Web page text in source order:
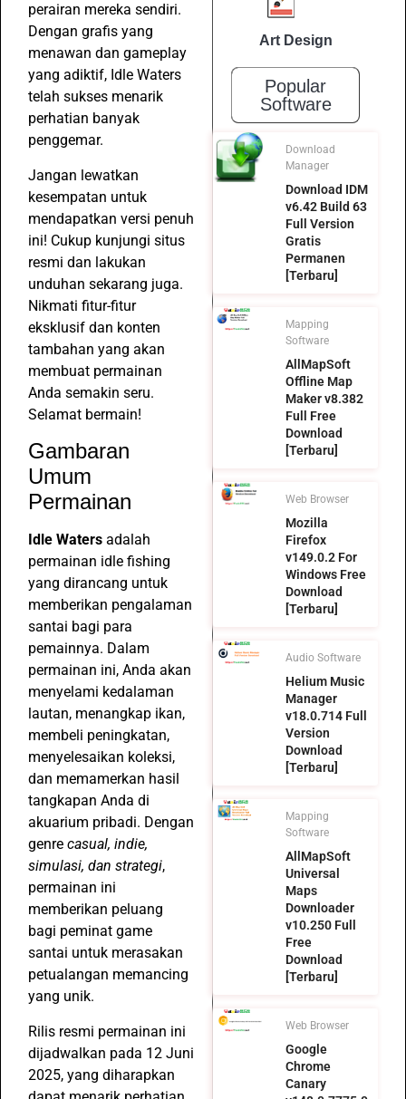
perairan mereka sendiri.
Dengan grafis yang
menawan dan gameplay
yang adiktif, Idle Waters
telah sukses menarik
perhatian banyak
penggemar.
Jangan lewatkan
kesempatan untuk
mendapatkan versi penuh
ini! Cukup kunjungi situs
resmi dan lakukan
unduhan sekarang juga.
Nikmati fitur-fitur
eksklusif dan konten
tambahan yang akan
membuat permainan
Anda semakin seru.
Selamat bermain!
Gambaran
Umum
Permainan
Idle Waters adalah
permainan idle fishing
yang dirancang untuk
memberikan pengalaman
santai bagi para
pemainnya. Dalam
permainan ini, Anda akan
menyelami kedalaman
lautan, menangkap ikan,
membeli peningkatan,
menyelesaikan koleksi,
dan memamerkan hasil
tangkapan Anda di
akuarium pribadi. Dengan
genre casual, indie,
simulasi, dan strategi,
permainan ini
memberikan peluang
bagi peminat game
santai untuk merasakan
petualangan memancing
yang unik.
Rilis resmi permainan ini
dijadwalkan pada 12 Juni
2025, yang diharapkan
Art Design
Popular
Software
Download
Manager
Download IDM
v6.42 Build 63
Full Version
Gratis
Permanen
[Terbaru]
Mapping
Software
AllMapSoft
Offline Map
Maker v8.382
Full Free
Download
[Terbaru]
Web Browser
Mozilla
Firefox
v149.0.2 For
Windows Free
Download
[Terbaru]
Audio Software
Helium Music
Manager
v18.0.714 Full
Version
Download
[Terbaru]
Mapping
Software
AllMapSoft
Universal
Maps
Downloader
v10.250 Full
Free
Download
[Terbaru]
Web Browser
Google
Chrome
Canary